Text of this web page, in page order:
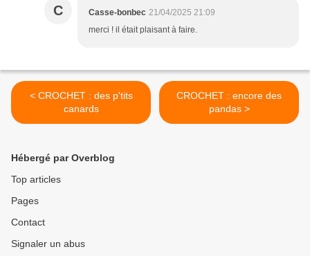
C Casse-bonbec 21/04/2025 21:09
merci ! il était plaisant à faire.
< CROCHET : des p'tits
canards
CROCHET : encore des
pandas >
Hébergé par Overblog
Top articles
Pages
Contact
Signaler un abus